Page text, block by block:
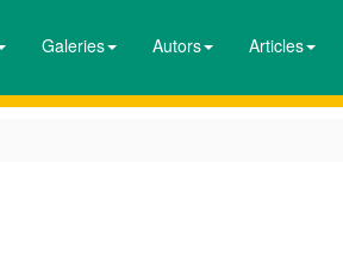
Galeries Autors Articles